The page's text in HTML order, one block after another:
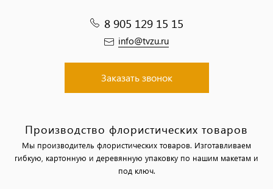
8 905 129 15 15
info@tvzu.ru
Заказать звонок
Производство флористических товаров
Мы производитель флористических товаров. Изготавливаем
гибкую, картонную и деревянную упаковку по нашим макетам и
под ключ.